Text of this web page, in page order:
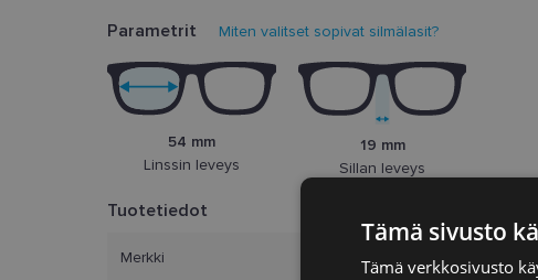
Parametrit Miten valitset sopivat silmälasit?
54 mm
Linssin leveys
19 mm
Sillan leveys
Tuotetiedot
Merkki
Tämä sivusto
Tämä verkkosivusto